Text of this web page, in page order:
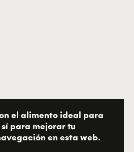
el alimento ideal para
para mejorar tu
en esta web.